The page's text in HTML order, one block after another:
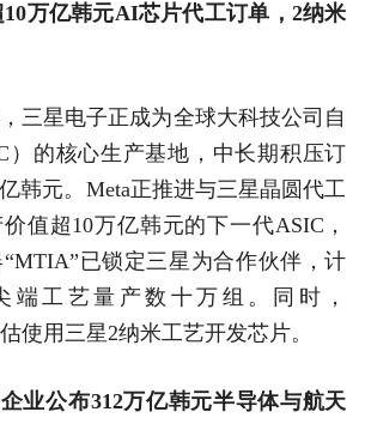
万亿韩元AI芯片代工订单，2纳米
三星电子正成为全球大科技公司自
）的核心生产基地，中长期积压订
韩元。Meta正推进与三星晶圆代工
值超10万亿韩元的下一代ASIC，
已锁定三星为合作伙伴，计
端工艺量产数十万组。同时，
使用三星2纳米工艺开发芯片。
业公布312万亿韩元半导体与航天